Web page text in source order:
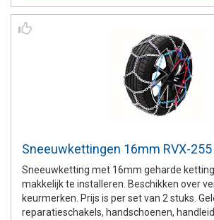
Sneeuwkettingen 16mm RVX-255
Sneeuwketting met 16mm geharde
makkelijk te installeren. Beschikken over
keurmerken. Prijs is per set van 2 stuks.
reparatieschakels, handschoenen,